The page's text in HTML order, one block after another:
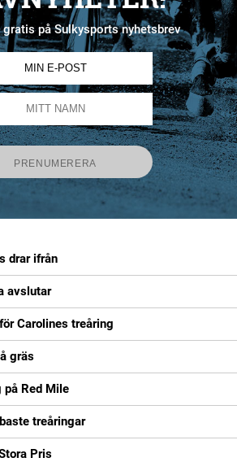
gratis på Sulkysports nyhetsbrev
drar ifrån
avslutar
Carolines treåring
gräs
Red Mile
treåringar
Pris